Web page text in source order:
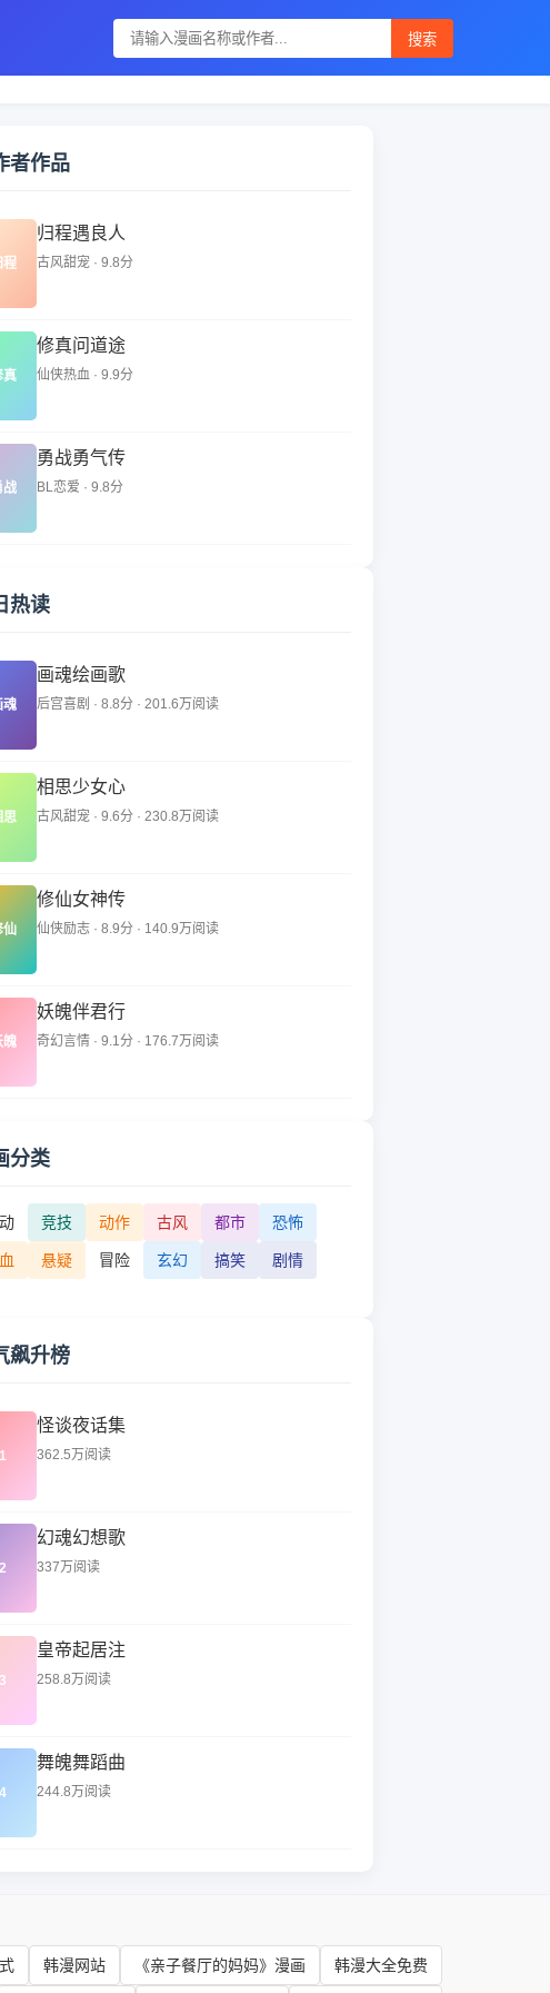
搜索
热读
魂
画魂绘画歌
后宫喜剧 · 8.8分 · 201.6万阅读
思
相思少女心
古风甜宠 · 9.6分 · 230.8万阅读
仙
修仙女神传
仙侠励志 · 8.9分 · 140.9万阅读
魄
妖魄伴君行
奇幻言情 · 9.1分 · 176.7万阅读
分类
竞技 动作 古风 都市 恐怖
悬疑 冒险 玄幻 搞笑 剧情
飙升榜
1
怪谈夜话集
362.5万阅读
2
幻魂幻想歌
337万阅读
3
皇帝起居注
258.8万阅读
4
舞魄舞蹈曲
244.8万阅读
者作品
程
归程遇良人
古风甜宠 · 9.8分
真
修真问道途
仙侠热血 · 9.9分
战
勇战勇气传
BL恋爱 · 9.8分
韩漫网站 《亲子餐厅的妈妈》漫画 韩漫大全免费